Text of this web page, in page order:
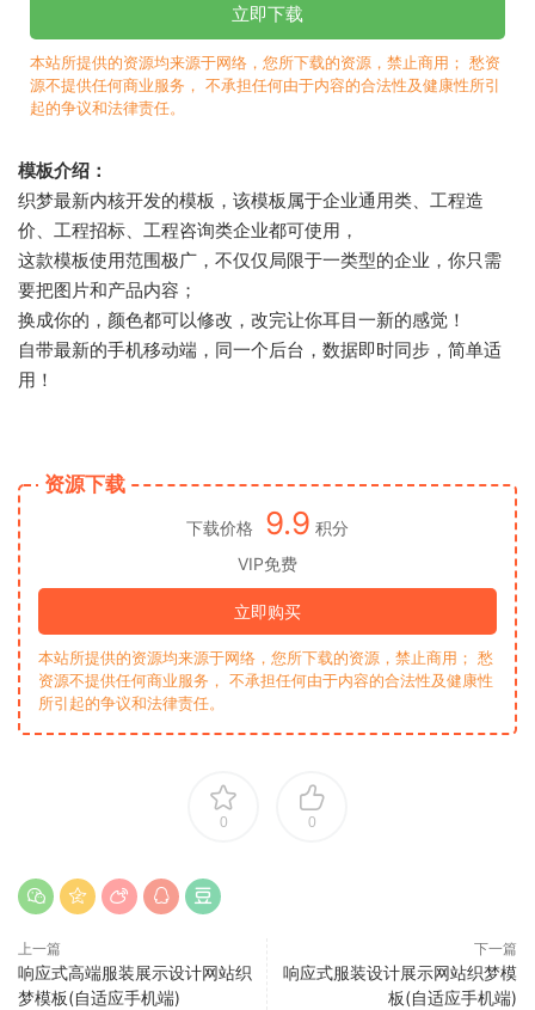
立即下载
本站所提供的资源均来源于网络，您所下载的资源，禁止商用； 愁资
源不提供任何商业服务， 不承担任何由于内容的合法性及健康性所引
起的争议和法律责任。
模板介绍：
织梦最新内核开发的模板，该模板属于企业通用类、工程造
价、工程招标、工程咨询类企业都可使用，
这款模板使用范围极广，不仅仅局限于一类型的企业，你只需
要把图片和产品内容；
换成你的，颜色都可以修改，改完让你耳目一新的感觉！
自带最新的手机移动端，同一个后台，数据即时同步，简单适
用！
资源下载
下载价格 9.9 积分
VIP免费
立即购买
本站所提供的资源均来源于网络，您所下载的资源，禁止商用； 愁
资源不提供任何商业服务， 不承担任何由于内容的合法性及健康性
所引起的争议和法律责任。
0 0
上一篇
响应式高端服装展示设计网站织
梦模板(自适应手机端)
下一篇
响应式服装设计展示网站织梦模
板(自适应手机端)